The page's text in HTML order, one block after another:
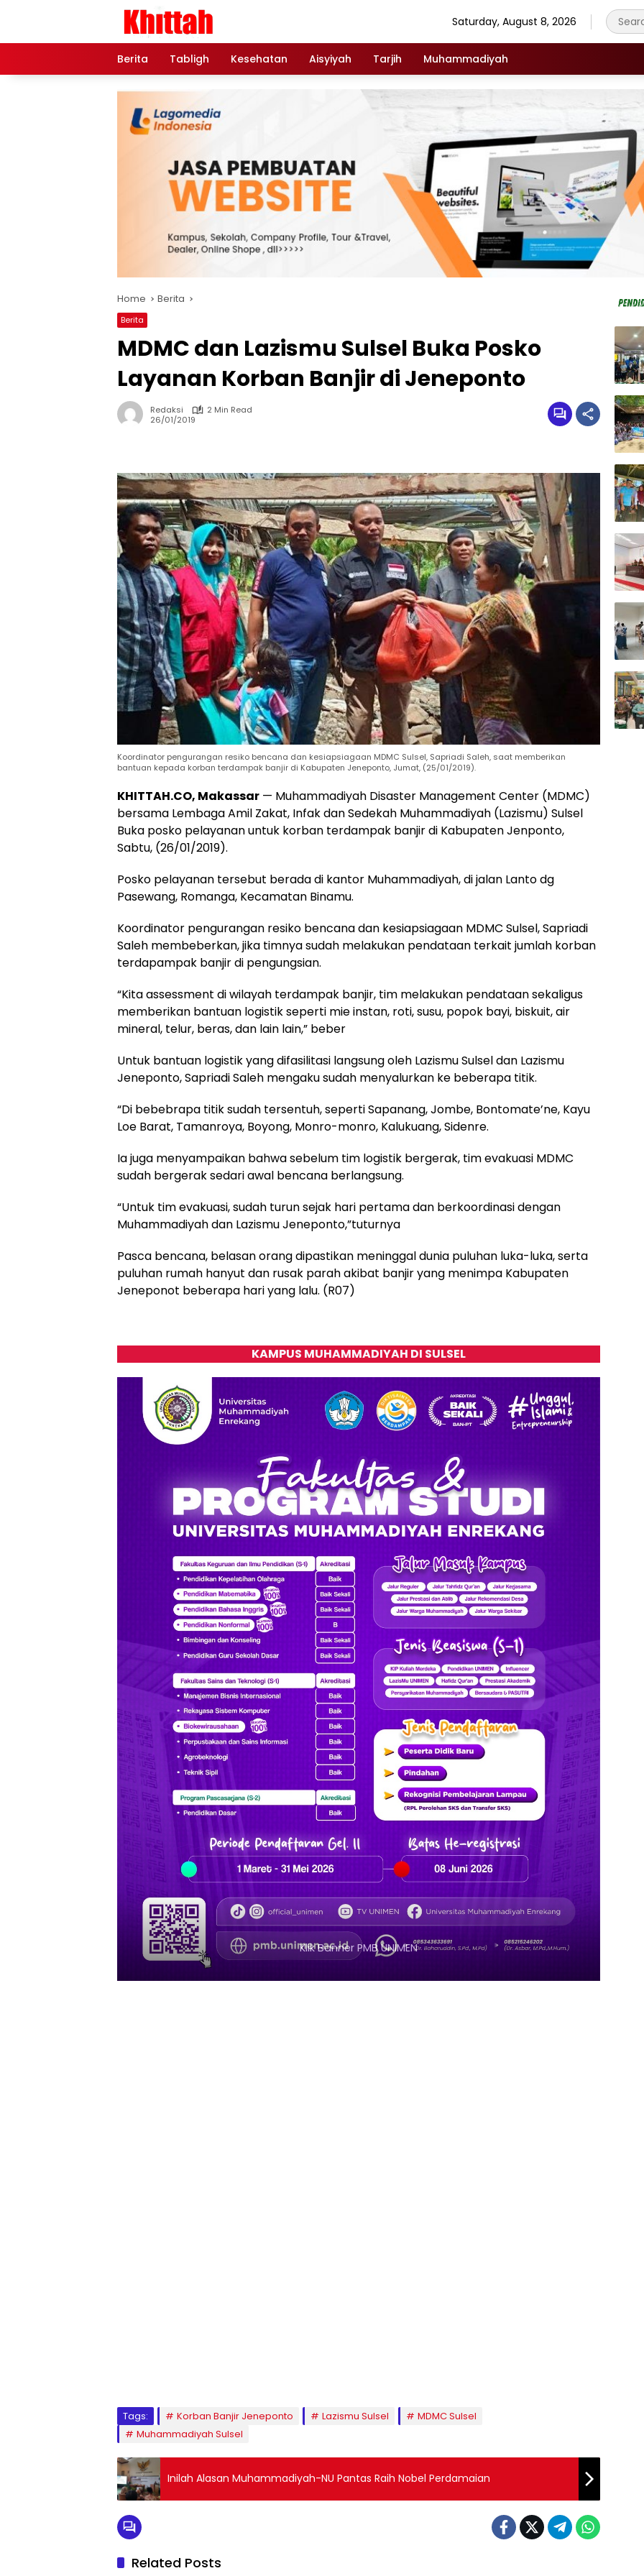
Saturday, August 8, 2026
Berita Tabligh Kesehatan Aisyiyah Tarjih Muhammadiyah
Home Berita
Berita
MDMC dan Lazismu Sulsel Buka Posko
Layanan Korban Banjir di Jeneponto
Redaksi
2 Min Read
26/01/2019
Koordinator pengurangan resiko bencana dan kesiapsiagaan MDMC Sulsel, Sapriadi Saleh, saat memberikan
bantuan kepada korban terdampak banjir di Kabupaten Jeneponto, Jumat, (25/01/2019).
KHITTAH.CO, Makassar — Muhammadiyah Disaster Management Center (MDMC)
bersama Lembaga Amil Zakat, Infak dan Sedekah Muhammadiyah (Lazismu) Sulsel
Buka posko pelayanan untuk korban terdampak banjir di Kabupaten Jenponto,
Sabtu, (26/01/2019).
Posko pelayanan tersebut berada di kantor Muhammadiyah, di jalan Lanto dg
Pasewang, Romanga, Kecamatan Binamu.
Koordinator pengurangan resiko bencana dan kesiapsiagaan MDMC Sulsel, Sapriadi
Saleh membeberkan, jika timnya sudah melakukan pendataan terkait jumlah korban
terdapampak banjir di pengungsian.
“Kita assessment di wilayah terdampak banjir, tim melakukan pendataan sekaligus
memberikan bantuan logistik seperti mie instan, roti, susu, popok bayi, biskuit, air
mineral, telur, beras, dan lain lain,” beber
Untuk bantuan logistik yang difasilitasi langsung oleh Lazismu Sulsel dan Lazismu
Jeneponto, Sapriadi Saleh mengaku sudah menyalurkan ke beberapa titik.
“Di bebebrapa titik sudah tersentuh, seperti Sapanang, Jombe, Bontomate’ne, Kayu
Loe Barat, Tamanroya, Boyong, Monro-monro, Kalukuang, Sidenre.
Ia juga menyampaikan bahwa sebelum tim logistik bergerak, tim evakuasi MDMC
sudah bergerak sedari awal bencana berlangsung.
“Untuk tim evakuasi, sudah turun sejak hari pertama dan berkoordinasi dengan
Muhammadiyah dan Lazismu Jeneponto,”tuturnya
Pasca bencana, belasan orang dipastikan meninggal dunia puluhan luka-luka, serta
puluhan rumah hanyut dan rusak parah akibat banjir yang menimpa Kabupaten
Jeneponot beberapa hari yang lalu. (R07)
KAMPUS MUHAMMADIYAH DI SULSEL
Tags: Korban Banjir Jeneponto Lazismu Sulsel
MDMC Sulsel
Muhammadiyah Sulsel
Inilah Alasan Muhammadiyah-NU Pantas Raih Nobel Perdamaian
Related Posts